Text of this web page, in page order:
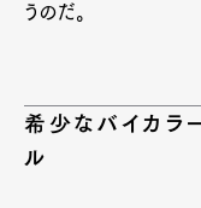
うのだ。
希少なバイカラ
ル